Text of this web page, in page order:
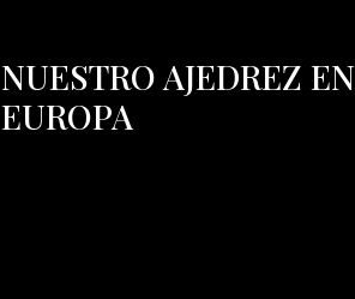
NUESTRO AJEDREZ EN
EUROPA